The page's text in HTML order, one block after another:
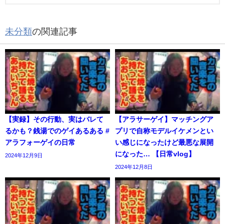
未分類の関連記事
【実録】その行動、実はバレて
るかも？銭湯でのゲイあるある #
アラフォーゲイの日常
2024年12月9日
【アラサーゲイ】マッチングア
プリで自称モデルイケメンとい
い感じになったけど最悪な展開
になった… 【日常vlog】
2024年12月8日